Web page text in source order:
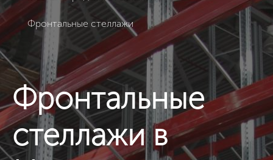
Фронтальные стеллажи
Фронтальные
стеллажи в